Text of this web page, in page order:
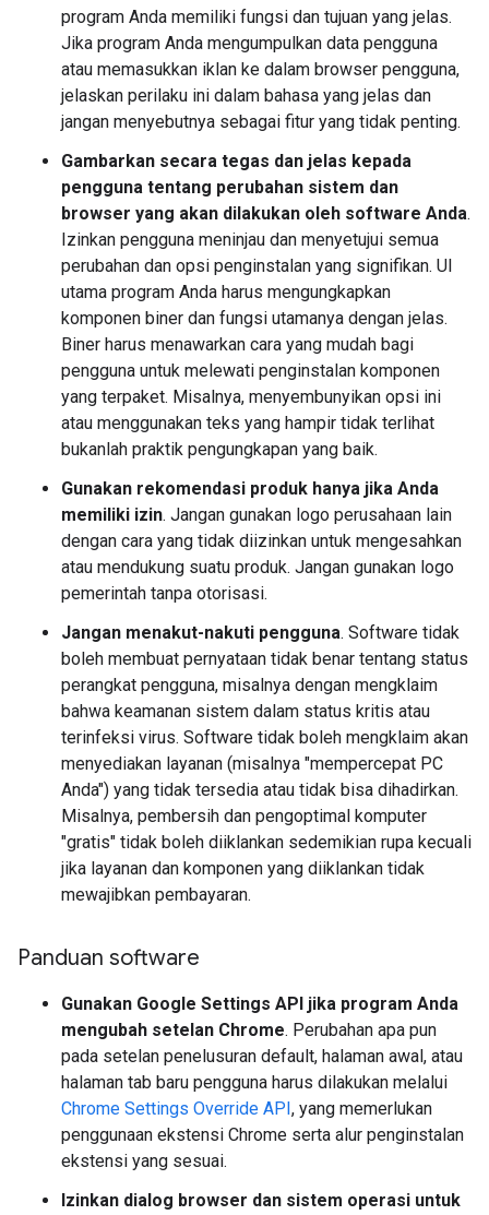
program Anda memiliki fungsi dan tujuan yang jelas.
Jika program Anda mengumpulkan data pengguna
atau memasukkan iklan ke dalam browser pengguna,
jelaskan perilaku ini dalam bahasa yang jelas dan
jangan menyebutnya sebagai fitur yang tidak penting.
Gambarkan secara tegas dan jelas kepada
pengguna tentang perubahan sistem dan
browser yang akan dilakukan oleh software Anda.
Izinkan pengguna meninjau dan menyetujui semua
perubahan dan opsi penginstalan yang signifikan. UI
utama program Anda harus mengungkapkan
komponen biner dan fungsi utamanya dengan jelas.
Biner harus menawarkan cara yang mudah bagi
pengguna untuk melewati penginstalan komponen
yang terpaket. Misalnya, menyembunyikan opsi ini
atau menggunakan teks yang hampir tidak terlihat
bukanlah praktik pengungkapan yang baik.
Gunakan rekomendasi produk hanya jika Anda
memiliki izin. Jangan gunakan logo perusahaan lain
dengan cara yang tidak diizinkan untuk mengesahkan
atau mendukung suatu produk. Jangan gunakan logo
pemerintah tanpa otorisasi.
Jangan menakut-nakuti pengguna. Software tidak
boleh membuat pernyataan tidak benar tentang status
perangkat pengguna, misalnya dengan mengklaim
bahwa keamanan sistem dalam status kritis atau
terinfeksi virus. Software tidak boleh mengklaim akan
menyediakan layanan (misalnya "mempercepat PC
Anda") yang tidak tersedia atau tidak bisa dihadirkan.
Misalnya, pembersih dan pengoptimal komputer
"gratis" tidak boleh diiklankan sedemikian rupa kecuali
jika layanan dan komponen yang diiklankan tidak
mewajibkan pembayaran.
Panduan software
Gunakan Google Settings API jika program Anda
mengubah setelan Chrome. Perubahan apa pun
pada setelan penelusuran default, halaman awal, atau
halaman tab baru pengguna harus dilakukan melalui
Chrome Settings Override API, yang memerlukan
penggunaan ekstensi Chrome serta alur penginstalan
ekstensi yang sesuai.
Izinkan dialog browser dan sistem operasi untuk